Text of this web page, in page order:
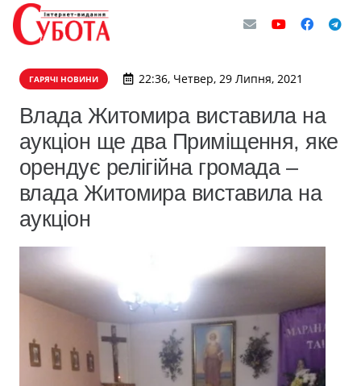
ГАРЯЧІ НОВИНИ 22:36, Четвер, 29 Липня, 2021
Влада Житомира виставила на
аукціон ще два Приміщення, яке
орендує релігійна громада –
влада Житомира виставила на
аукціон